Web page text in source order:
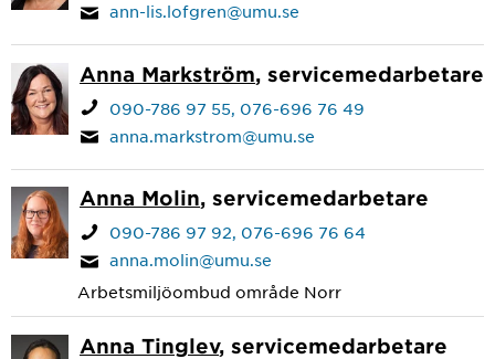
ann-lis.lofgren@umu.se
Anna Markström, servicemedarbetare
090-786 97 55 076-696 76 49
anna.markstrom@umu.se
Anna Molin, servicemedarbetare
090-786 97 92 076-696 76 64
anna.molin@umu.se
Arbetsmiljöombud område Norr
Anna Tinglev, servicemedarbetare